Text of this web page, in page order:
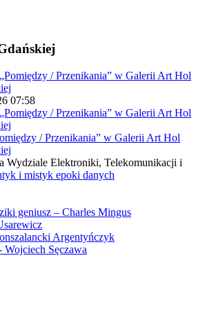
07:58
/ Przenikania” w Galerii Art Hol
Wydziale Elektroniki, Telekomunikacji i
i mistyk epoki danych
geniusz – Charles Mingus
Argentyńczyk
Wojciech Sęczawa